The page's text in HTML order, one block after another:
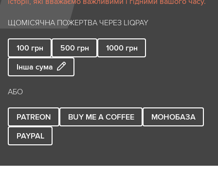
ЩОМІСЯЧНА ПОЖЕРТВА ЧЕРЕЗ LIQPAY
100 грн 500 грн 1000 грн
Інша сума
АБО
PATREON BUY ME A COFFEE
МОНОБАЗА
PAYPAL